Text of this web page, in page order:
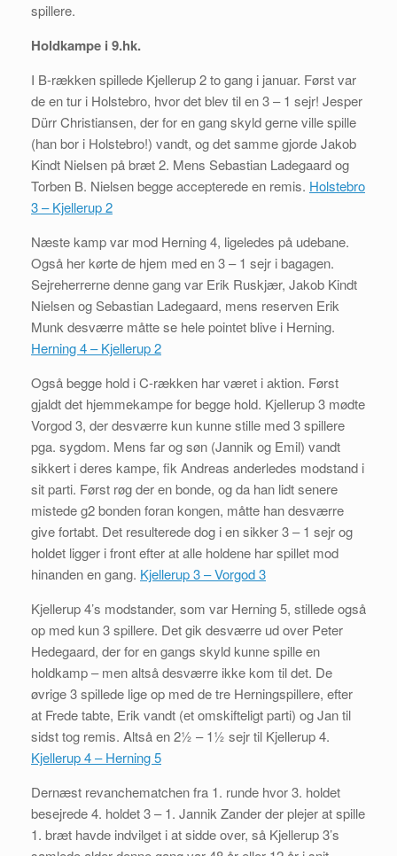
spillere.
Holdkampe i 9.hk.
I B-rækken spillede Kjellerup 2 to gang i januar. Først var
de en tur i Holstebro, hvor det blev til en 3 – 1 sejr! Jesper
Dürr Christiansen, der for en gang skyld gerne ville spille
(han bor i Holstebro!) vandt, og det samme gjorde Jakob
Kindt Nielsen på bræt 2. Mens Sebastian Ladegaard og
Torben B. Nielsen begge accepterede en remis. Holstebro
3 – Kjellerup 2
Næste kamp var mod Herning 4, ligeledes på udebane.
Også her kørte de hjem med en 3 – 1 sejr i bagagen.
Sejreherrerne denne gang var Erik Ruskjær, Jakob Kindt
Nielsen og Sebastian Ladegaard, mens reserven Erik
Munk desværre måtte se hele pointet blive i Herning.
Herning 4 – Kjellerup 2
Også begge hold i C-rækken har været i aktion. Først
gjaldt det hjemmekampe for begge hold. Kjellerup 3 mødte
Vorgod 3, der desværre kun kunne stille med 3 spillere
pga. sygdom. Mens far og søn (Jannik og Emil) vandt
sikkert i deres kampe, fik Andreas anderledes modstand i
sit parti. Først røg der en bonde, og da han lidt senere
mistede g2 bonden foran kongen, måtte han desværre
give fortabt. Det resulterede dog i en sikker 3 – 1 sejr og
holdet ligger i front efter at alle holdene har spillet mod
hinanden en gang. Kjellerup 3 – Vorgod 3
Kjellerup 4’s modstander, som var Herning 5, stillede også
op med kun 3 spillere. Det gik desværre ud over Peter
Hedegaard, der for en gangs skyld kunne spille en
holdkamp – men altså desværre ikke kom til det. De
øvrige 3 spillede lige op med de tre Herningspillere, efter
at Frede tabte, Erik vandt (et omskifteligt parti) og Jan til
sidst tog remis. Altså en 2½ – 1½ sejr til Kjellerup 4.
Kjellerup 4 – Herning 5
Dernæst revanchematchen fra 1. runde hvor 3. holdet
besejrede 4. holdet 3 – 1. Jannik Zander der plejer at spille
1. bræt havde indvilget i at sidde over, så Kjellerup 3’s